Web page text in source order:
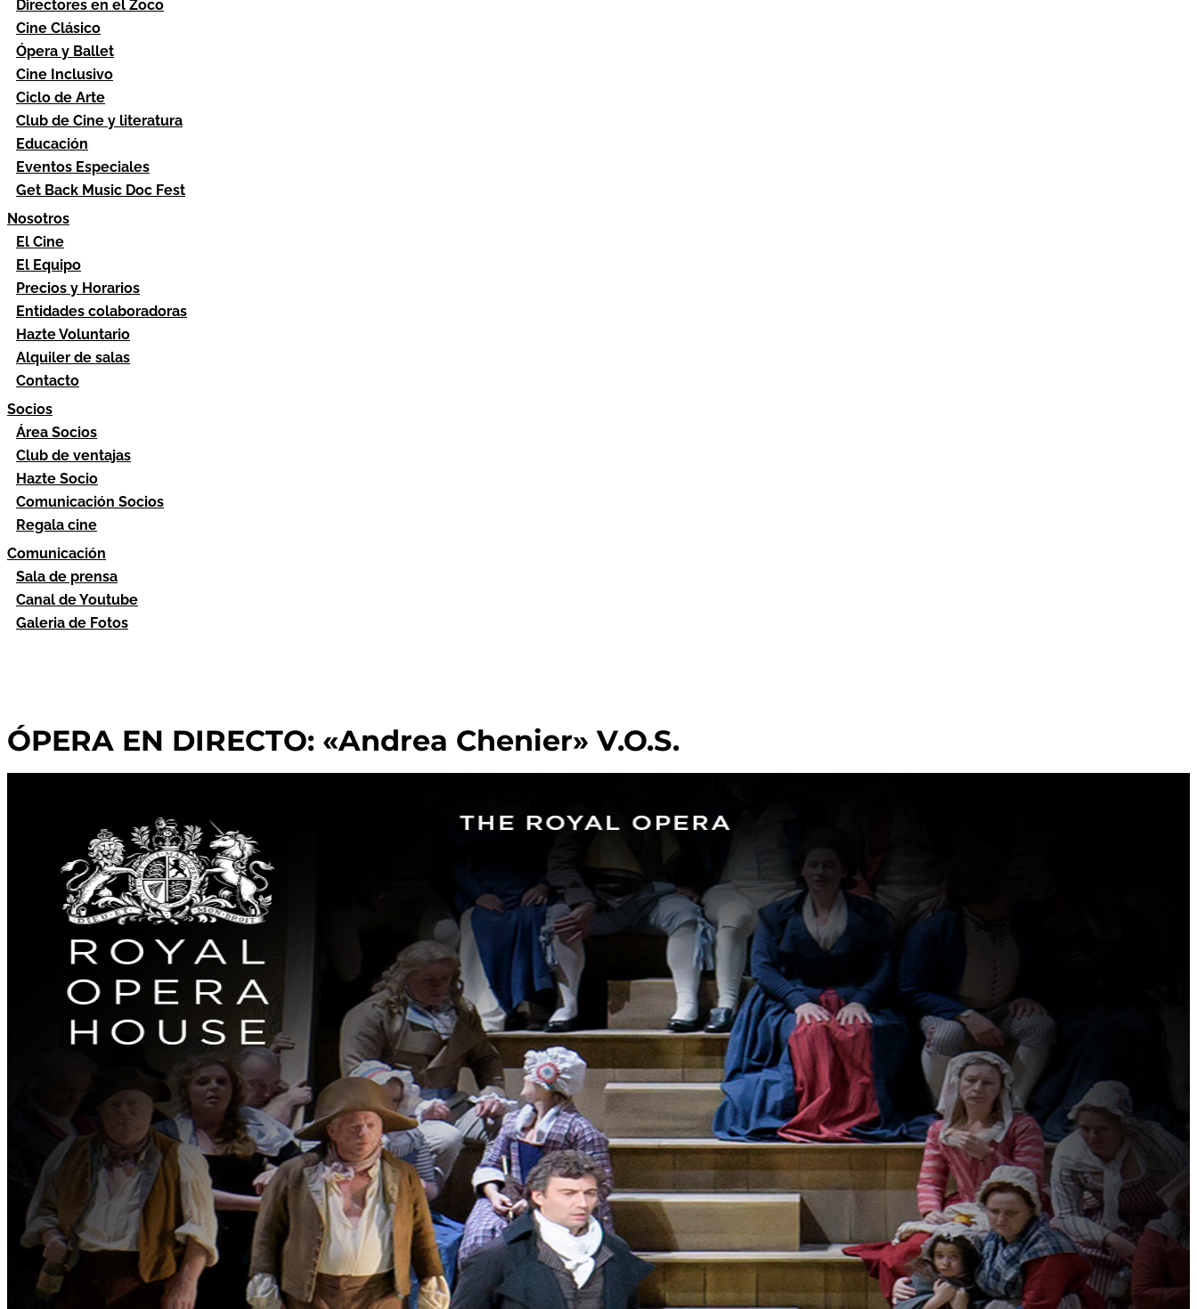
Directores en el Zoco
Cine Clásico
Ópera y Ballet
Cine Inclusivo
Ciclo de Arte
Club de Cine y literatura
Educación
Eventos Especiales
Get Back Music Doc Fest
Nosotros
El Cine
El Equipo
Precios y Horarios
Entidades colaboradoras
Hazte Voluntario
Alquiler de salas
Contacto
Socios
Área Socios
Club de ventajas
Hazte Socio
Comunicación Socios
Regala cine
Comunicación
Sala de prensa
Canal de Youtube
Galeria de Fotos
ÓPERA EN DIRECTO: «Andrea Chenier» V.O.S.